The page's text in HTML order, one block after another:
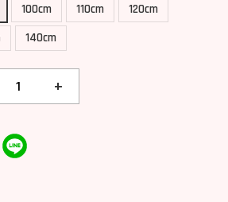
100cm 110cm
120cm
140cm
+